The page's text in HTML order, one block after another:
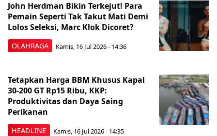
OLAHRAGA
John Herdman Bikin Terkejut! Para
Pemain Seperti Tak Takut Mati Demi
Lolos Seleksi, Marc Klok Dicoret?
Kamis, 16 Jul 2026 - 14:36
HEADLINE
Tetapkan Harga BBM Khusus Kapal
30-200 GT Rp15 Ribu, KKP:
Produktivitas dan Daya Saing
Perikanan
Kamis, 16 Jul 2026 - 14:35